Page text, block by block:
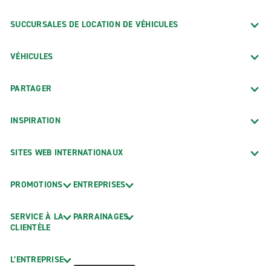
SUCCURSALES DE LOCATION DE VÉHICULES
VÉHICULES
PARTAGER
INSPIRATION
SITES WEB INTERNATIONAUX
PROMOTIONS
SERVICE À LA
CLIENTÈLE
L’ENTREPRISE
ENTREPRISES
PARRAINAGES